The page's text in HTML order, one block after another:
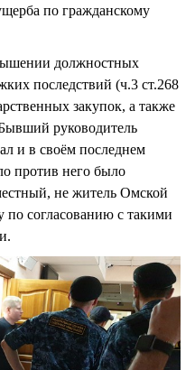
по гражданскому
должностных
последствий (ч.3 ст.268
закупок, а также
руководитель
и в своём последнем
против него было
не житель Омской
по согласованию с такими